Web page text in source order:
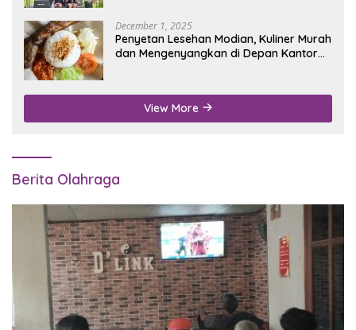
December 1, 2025
Penyetan Lesehan Modian, Kuliner Murah
dan Mengenyangkan di Depan Kantor
View More
Berita Olahraga